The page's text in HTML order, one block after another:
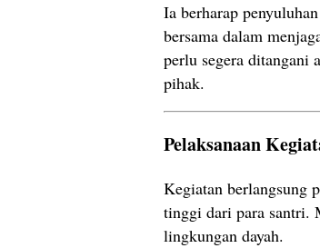
Ia berharap
bersama dalam
perlu segera ditangani
pihak.
Pelaksanaan
Kegiatan berlangsung
tinggi dari para santri.
lingkungan dayah.